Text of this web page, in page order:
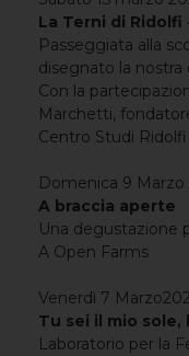
La Terni di
Passeggiata alla
disegnato la nostra
Con la
Marchetti,
Centro Studi Ridolfi
Domenica 9 Marzo
A braccia aperte
Una degustazione
A Open Farms
Venerdì 7
Tu sei il mio
Laboratorio per la